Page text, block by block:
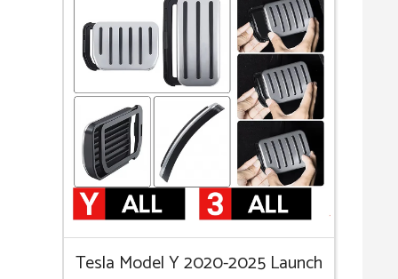
Tesla Model Y 2020-2025 Launch